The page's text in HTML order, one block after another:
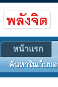
หน้าแรก
ค้นหาในเว็บบ